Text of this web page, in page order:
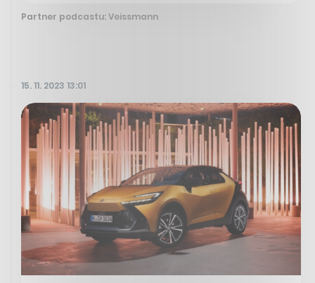
Partner podcastu: Veissmann
15. 11. 2023 13:01